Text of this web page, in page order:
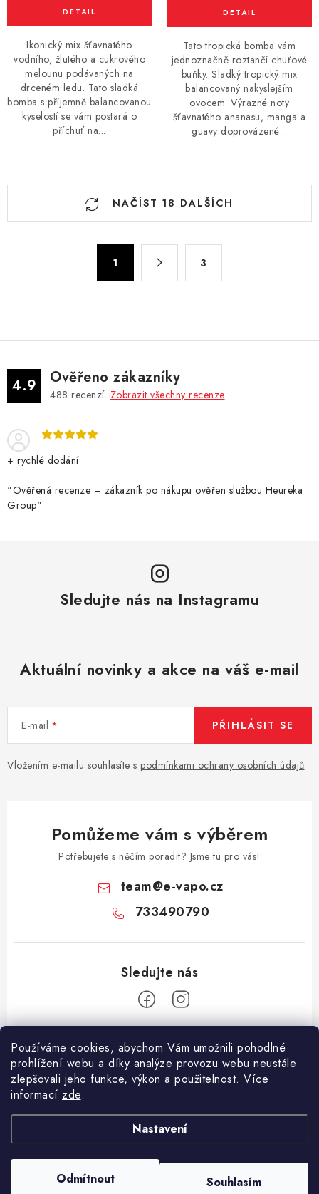
Používáme cookies, abychom Vám umožnili pohodlné
prohlížení webu a díky analýze provozu webu neustále
zlepšovali jeho funkce, výkon a použitelnost. Více
informací zde.
Nastavení
Odmítnout Souhlasím
Ikonický mix šťavnatého
vodního, žlutého a cukrového
melounu podávaných na
drceném ledu. Tato sladká
bomba s příjemně balancovanou
kyselostí se vám postará o
příchuť na...
Tato tropická bomba vám
jednoznačně roztančí chuťové
buňky. Sladký tropický mix
balancovaný nakyslejším
ovocem. Výrazné noty
šťavnatého ananasu, manga a
guavy doprovázené...
O
p
v
k
v
ý
p
i
s
NAČÍST 18 DALŠÍCH
k
v
á
n
1 3
4.9 Ověřeno zákazníky
488 recenzí. Zobrazit všechny recenze
+ rychlé dodání
"Ověřená recenze – zákazník po nákupu ověřen službou Heureka
Group"
Sledujte nás na Instagramu
Aktuální novinky a akce na váš e-mail
E-mail
Vložením e-mailu souhlasíte s podmínkami ochrany osobních údajů
PŘIHLÁSIT SE
Pomůžeme vám s výběrem
Potřebujete s něčím poradit? Jsme tu pro vás!
team@e-vapo.cz
733490790
Facebook
Jak reklamovat či vrátit zboží
cookies